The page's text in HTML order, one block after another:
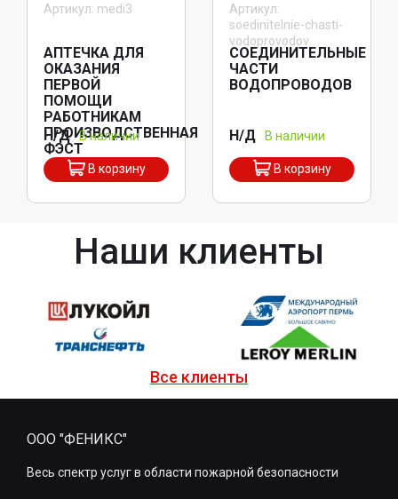
Артикул: medi3
АПТЕЧКА ДЛЯ
ОКАЗАНИЯ
ПЕРВОЙ
ПОМОЩИ
РАБОТНИКАМ
ПРОИЗВОДСТВЕННАЯ
ФЭСТ
Н/Д В наличии
В корзину
Артикул:
soedinitelnie-chasti-
vodoprovodov
СОЕДИНИТЕЛЬНЫЕ
ЧАСТИ
ВОДОПРОВОДОВ
Н/Д В наличии
В корзину
Наши клиенты
Все клиенты
ООО "ФЕНИКС"
Весь спектр услуг в области пожарной безопасности